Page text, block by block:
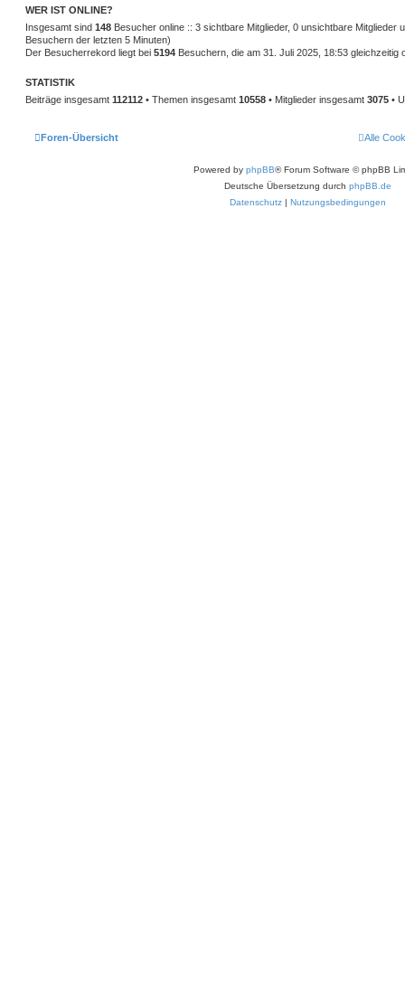
WER IST ONLINE?
Insgesamt sind 148 Besucher online :: 3 sichtbare Mitglieder, 0 unsichtbare Mitglieder
Besuchern der letzten 5 Minuten)
Der Besucherrekord liegt bei 5194 Besuchern, die am 31. Juli 2025, 18:53 gleichzeitig
STATISTIK
Beiträge insgesamt 112112 • Themen insgesamt 10558 • Mitglieder insgesamt 3075 •
Foren-Übersicht Alle
Powered by phpBB® Forum Software © phpBB
Deutsche Übersetzung durch phpBB.de
Datenschutz | Nutzungsbedingungen